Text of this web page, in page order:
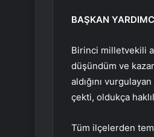
BAŞKAN
Birinci milletvekili
düşündüm ve
aldığını
çekti, oldukça
Tüm ilçelerden